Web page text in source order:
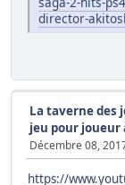
director-
La taverne des
jeu pour joueur
Décembre 08,
https://